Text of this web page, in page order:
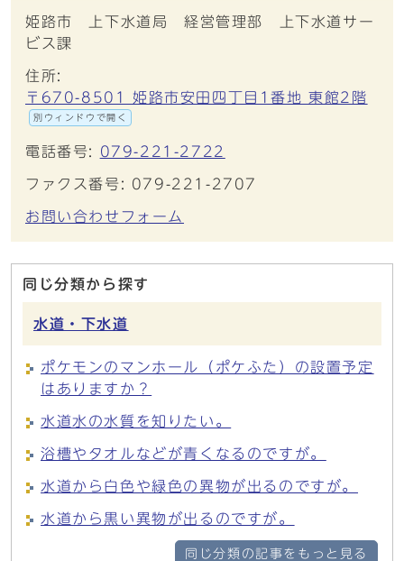
姫路市 上下水道局 経営管理部 上下水道サー
ビス課
住所:
〒670-8501 姫路市安田四丁目1番地 東館2階
別ウィンドウで開く
電話番号: 079-221-2722
ファクス番号: 079-221-2707
お問い合わせフォーム
同じ分類から探す
水道・下水道
ポケモンのマンホール（ポケふた）の設置予定
はありますか？
水道水の水質を知りたい。
浴槽やタオルなどが青くなるのですが。
水道から白色や緑色の異物が出るのですが。
水道から黒い異物が出るのですが。
同じ分類の記事をもっと見る